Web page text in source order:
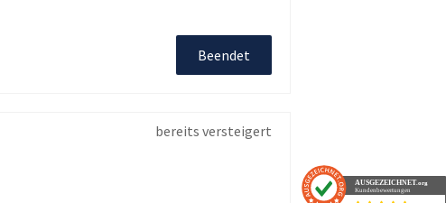
Beendet
bereits versteigert
AUSGEZEICHNET .org
Kundenbewertungen